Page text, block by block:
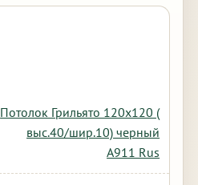
Потолок Грильято 120х120 (
выс.40/шир.10) черный
А911 Rus